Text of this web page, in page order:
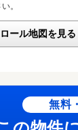
。
ール地図を見る
無料